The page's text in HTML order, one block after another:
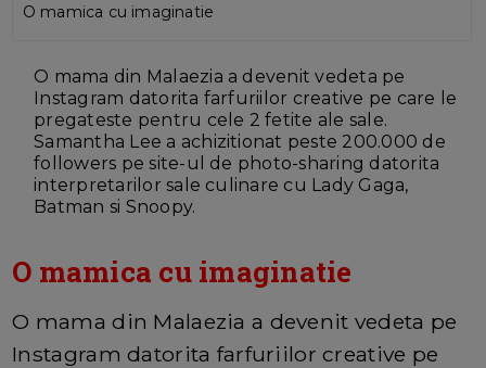
O mamica cu imaginatie
O mama din Malaezia a devenit vedeta pe
Instagram datorita farfuriilor creative pe care le
pregateste pentru cele 2 fetite ale sale.
Samantha Lee a achizitionat peste 200.000 de
followers pe site-ul de photo-sharing datorita
interpretarilor sale culinare cu Lady Gaga,
Batman si Snoopy.
O mamica cu imaginatie
O mama din Malaezia a devenit vedeta pe
Instagram datorita farfuriilor creative pe